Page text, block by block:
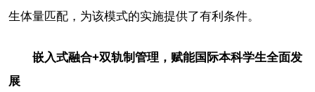
生体量匹配，为该模式的实施提供了有利条件。
嵌入式融合+双轨制管理，赋能国际本科学生全面发
展